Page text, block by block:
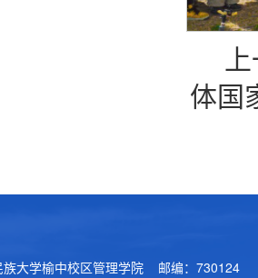
体国
族大学榆中校区管理学院 邮编：730124